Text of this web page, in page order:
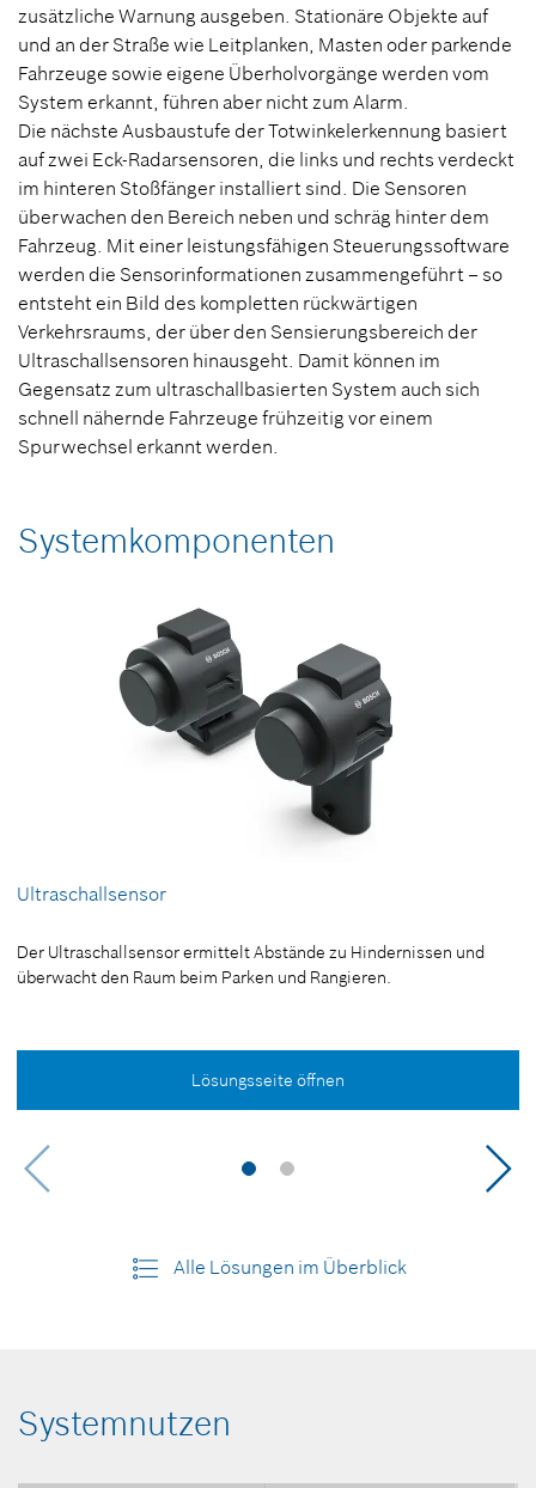
zusätzliche Warnung ausgeben. Stationäre Objekte auf
und an der Straße wie Leitplanken, Masten oder parkende
Fahrzeuge sowie eigene Überholvorgänge werden vom
System erkannt, führen aber nicht zum Alarm.
Die nächste Ausbaustufe der Totwinkelerkennung basiert
auf zwei Eck-Radarsensoren, die links und rechts verdeckt
im hinteren Stoßfänger installiert sind. Die Sensoren
überwachen den Bereich neben und schräg hinter dem
Fahrzeug. Mit einer leistungsfähigen Steuerungssoftware
werden die Sensorinformationen zusammengeführt – so
entsteht ein Bild des kompletten rückwärtigen
Verkehrsraums, der über den Sensierungsbereich der
Ultraschallsensoren hinausgeht. Damit können im
Gegensatz zum ultraschallbasierten System auch sich
schnell nähernde Fahrzeuge frühzeitig vor einem
Spurwechsel erkannt werden.
Systemkomponenten
Ultraschallsensor
Der Ultraschallsensor ermittelt Abstände zu Hindernissen und
überwacht den Raum beim Parken und Rangieren.
Lösungsseite öffnen
Alle Lösungen im Überblick
Systemnutzen